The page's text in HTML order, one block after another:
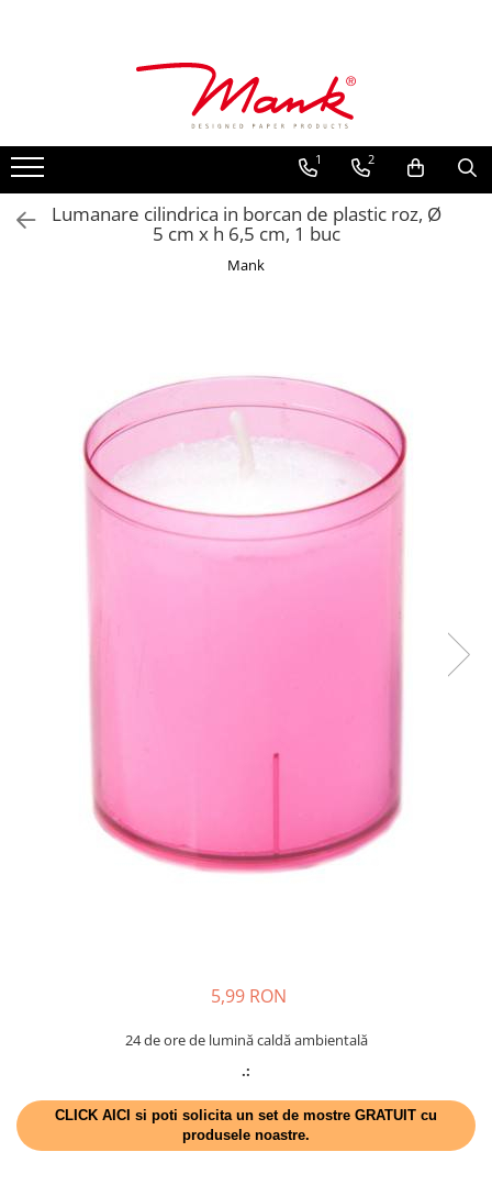
Toate Produsele
UNI
IMPRIMEU
SERVETELE FESTIVE
UNICE, Gama SPANLIN
TEMATICA MARINA - PESCARESTI
RUSTICE - VANATORESTI
SOFTPOINT, Best Seller
DELUXE LIGHT
AURIU, ARGINTIU & BRONZ
Cu IMPRIMEU
FETE DE MASA
1 2
Lumanare cilindrica in borcan de plastic roz, Ø
5 cm x h 6,5 cm, 1 buc
Mank
5,99 RON
24 de ore de lumină caldă ambientală
.:
CLICK AICI si poti solicita un set de mostre GRATUIT cu
produsele noastre.